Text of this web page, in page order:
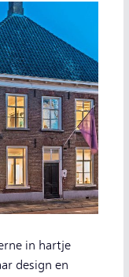
in hartje
design en